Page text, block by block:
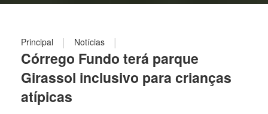
Principal | Notícias |
Córrego Fundo terá parque
Girassol inclusivo para crianças
atípicas